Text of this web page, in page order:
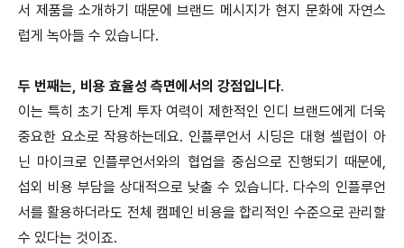
서 제품을 소개하기 때문에 브랜드 메시지가 현지 문화에 자연스
럽게 녹아들 수 있습니다.
두 번째는, 비용 효율성 측면에서의 강점입니다.
이는 특히 초기 단계 투자 여력이 제한적인 인디 브랜드에게 더욱
중요한 요소로 작용하는데요. 인플루언서 시딩은 대형 셀럽이 아
닌 마이크로 인플루언서와의 협업을 중심으로 진행되기 때문에,
섭외 비용 부담을 상대적으로 낮출 수 있습니다. 다수의 인플루언
서를 활용하더라도 전체 캠페인 비용을 합리적인 수준으로 관리할
수 있다는 것이죠.